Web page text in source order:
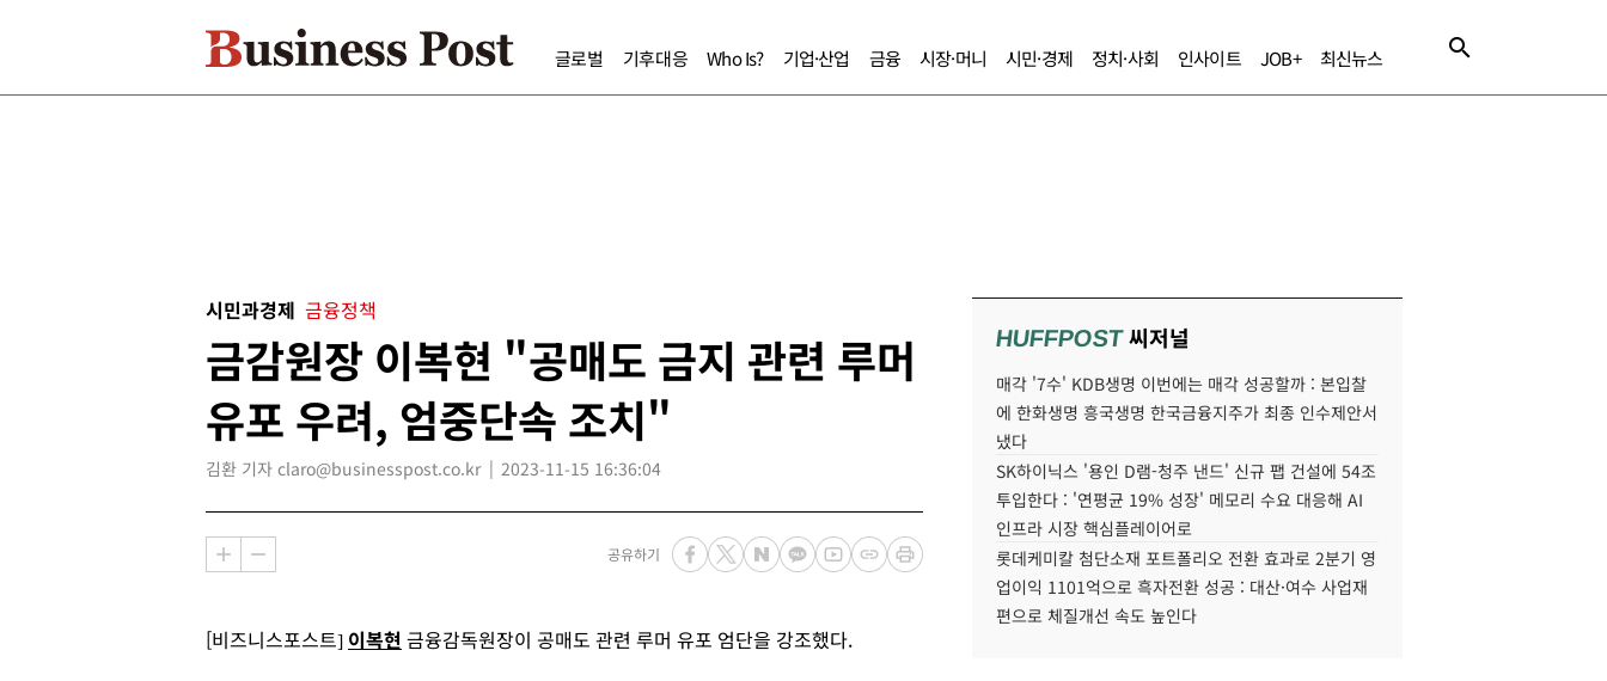
글로벌 기후대응 Who Is? 기업·산업 금융 시장·머니 시민·경제 정치·사회 인사이트 JOB+ 최신뉴스
시민과경제 금융정책
금감원장 이복현 "공매도 금지 관련 루머
유포 우려, 엄중단속 조치"
김환 기자 claro@businesspost.co.kr 2023-11-15 16:36:04
공유하기
[비즈니스포스트] 이복현 금융감독원장이 공매도 관련 루머 유포 엄단을 강조했다.
HUFFPOST씨저널
매각 '7수' KDB생명 이번에는 매각 성공할까 : 본입찰
에 한화생명 흥국생명 한국금융지주가 최종 인수제안서
냈다
SK하이닉스 '용인 D램-청주 낸드' 신규 팹 건설에 54조
투입한다 : '연평균 19% 성장' 메모리 수요 대응해 AI
인프라 시장 핵심플레이어로
롯데케미칼 첨단소재 포트폴리오 전환 효과로 2분기 영
업이익 1101억으로 흑자전환 성공 : 대산·여수 사업재
편으로 체질개선 속도 높인다